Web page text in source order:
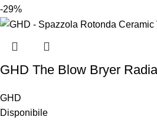
-29%
GHD The Blow Bryer
GHD
Disponibile